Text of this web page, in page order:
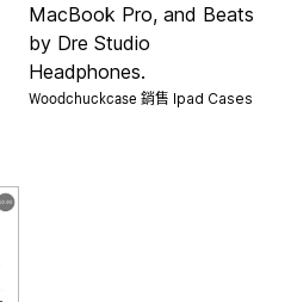
MacBook Pro, and Beats
by Dre Studio
Headphones.
Woodchuckcase 銷售 Ipad Cases